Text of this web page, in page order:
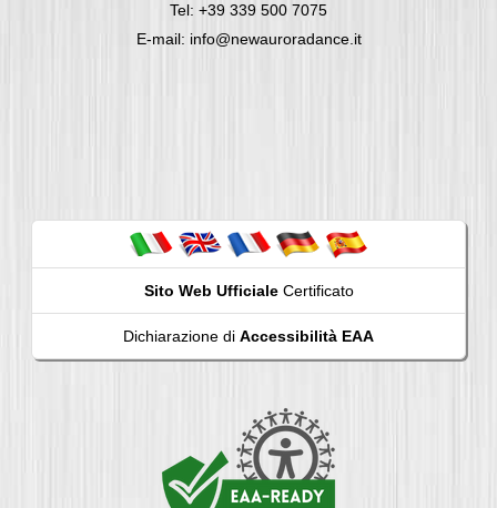
Tel: +39 339 500 7075
E-mail: info@newauroradance.it
Sito Web UfficialeCertificato
Dichiarazione di Accessibilità EAA